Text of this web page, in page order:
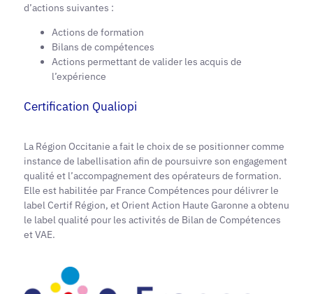
d’actions suivantes :
Actions de formation
Bilans de compétences
Actions permettant de valider les acquis de
l’expérience
Certification Qualiopi
La Région Occitanie a fait le choix de se positionner comme
instance de labellisation afin de poursuivre son engagement
qualité et l’accompagnement des opérateurs de formation.
Elle est habilitée par France Compétences pour délivrer le
label Certif Région, et Orient Action Haute Garonne a obtenu
le label qualité pour les activités de Bilan de Compétences
et VAE.